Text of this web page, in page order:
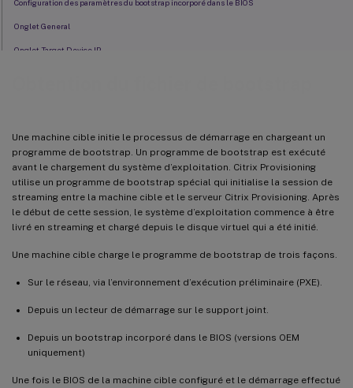
Une machine cible initie le processus de démarrage en chargeant un
programme de bootstrap. Un programme de bootstrap est exécuté
avant le chargement du système d’exploitation. Citrix Provisioning
utilise un programme de bootstrap spécial qui initialise la session de
streaming entre la machine cible et le serveur Citrix Provisioning. Après
le début de cette session, le système d’exploitation commence à être
livré en streaming et chargé depuis le disque virtuel qui a été initié.
Une machine cible charge le programme de bootstrap de trois façons.
Sur le réseau, via l’environnement d’exécution préliminaire (PXE).
Depuis un lecteur de démarrage sur le support joint.
Depuis un bootstrap incorporé dans le BIOS (versions OEM
uniquement)
Une fois le BIOS de la machine cible configuré et le démarrage effectué
Configuration des paramètres du bootstrap incorporé dans le BIOS
Onglet General
Onglet Target Device IP